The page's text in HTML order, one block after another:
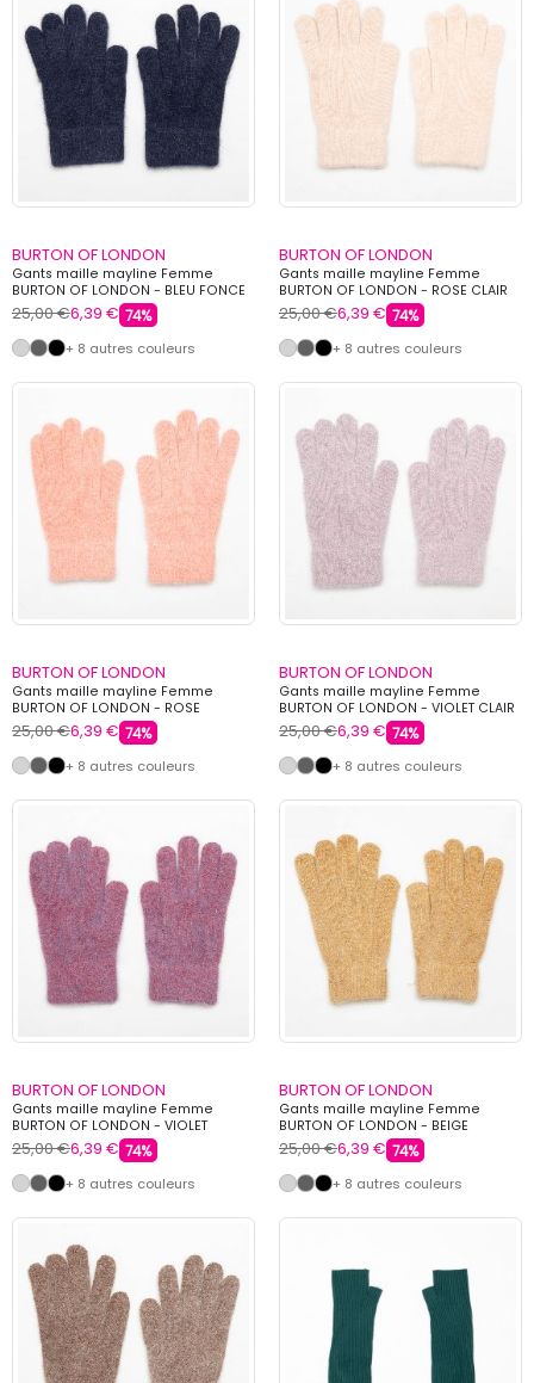
BURTON OF LONDON
Gants maille mayline Femme
BURTON OF LONDON - BLEU FONCE
25,00 €6,39 € 74%
+ 8 autres couleurs
BURTON OF LONDON
Gants maille mayline Femme
BURTON OF LONDON - ROSE CLAIR
25,00 €6,39 € 74%
+ 8 autres couleurs
BURTON OF LONDON
Gants maille mayline Femme
BURTON OF LONDON - ROSE
25,00 €6,39 € 74%
+ 8 autres couleurs
BURTON OF LONDON
Gants maille mayline Femme
BURTON OF LONDON - VIOLET CLAIR
25,00 €6,39 € 74%
+ 8 autres couleurs
BURTON OF LONDON
Gants maille mayline Femme
BURTON OF LONDON - VIOLET
25,00 €6,39 € 74%
+ 8 autres couleurs
BURTON OF LONDON
Gants maille mayline Femme
BURTON OF LONDON - BEIGE
25,00 €6,39 € 74%
+ 8 autres couleurs